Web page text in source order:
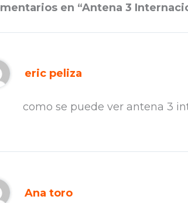
en “Antena 3
eric peliza
como se puede ver antena 3
Ana toro